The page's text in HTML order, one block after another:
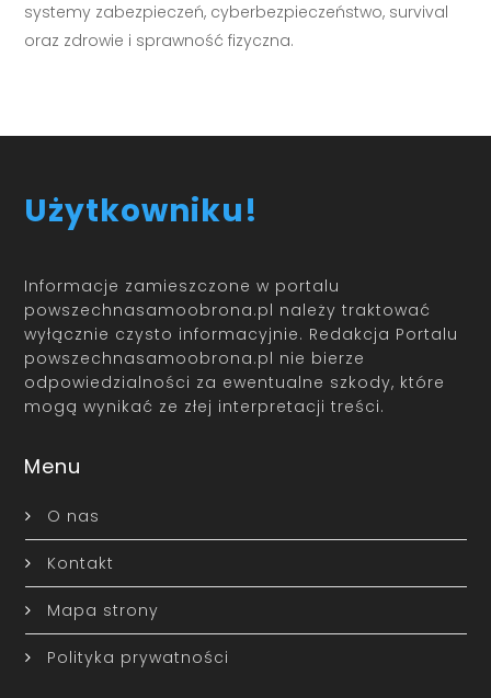
systemy zabezpieczeń, cyberbezpieczeństwo, survival
oraz zdrowie i sprawność fizyczna.
Użytkowniku!
Informacje zamieszczone w portalu
powszechnasamoobrona.pl należy traktować
wyłącznie czysto informacyjnie. Redakcja Portalu
powszechnasamoobrona.pl nie bierze
odpowiedzialności za ewentualne szkody, które
mogą wynikać ze złej interpretacji treści.
Menu
O nas
Kontakt
Mapa strony
Polityka prywatności